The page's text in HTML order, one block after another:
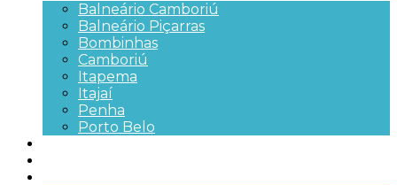
Balneário Camboriú
Balneário Piçarras
Bombinhas
Camboriú
Itapema
Itajaí
Penha
Porto Belo